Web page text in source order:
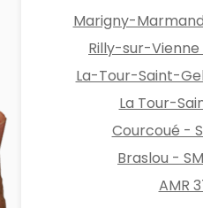
Marigny-
Rilly-sur-Vienne
La-Tour-Saint-
La Tour-
Courcoué -
Braslou -
AMR